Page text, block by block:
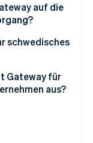
auf die
schwedisches
Buy now, pay
Gateway für
aus?